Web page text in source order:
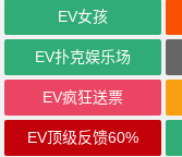
EV女孩
EV扑克娱乐场
EV疯狂送票
EV顶级反馈60%